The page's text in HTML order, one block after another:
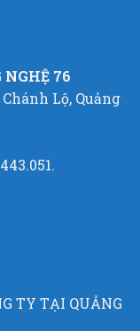
NGHỆ 76
Lộ, Quảng
TY TẠI QUẢNG